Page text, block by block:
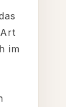
im